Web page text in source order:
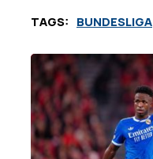
TAGS: BUNDESLIGA